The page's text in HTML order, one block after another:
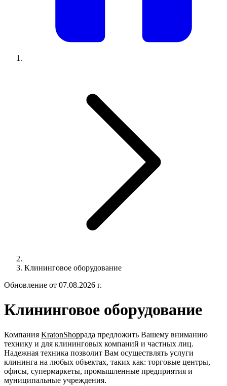
Клининговое оборудование
Обновление от 07.08.2026 г.
Клининговое оборудование
Компания KratonShopрада предложить Вашему вниманию
технику и для клининговых компаний и частных лиц.
Надежная техника позволит Вам осуществлять услуги
клининга на любых объектах, таких как: торговые центры,
офисы, супермаркеты, промышленные предприятия и
муниципальные учреждения.